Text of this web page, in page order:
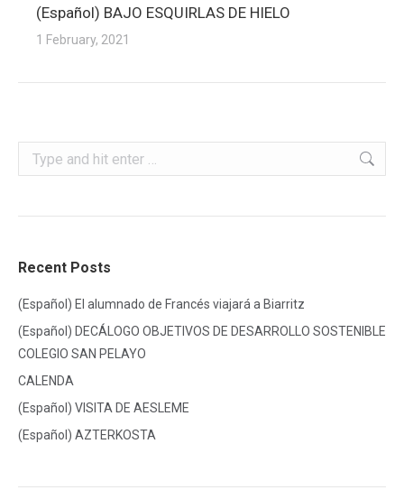
(Español) BAJO ESQUIRLAS DE HIELO
1 February, 2021
Search:
Recent Posts
(Español) El alumnado de Francés viajará a Biarritz
(Español) DECÁLOGO OBJETIVOS DE DESARROLLO SOSTENIBLE
COLEGIO SAN PELAYO
CALENDA
(Español) VISITA DE AESLEME
(Español) AZTERKOSTA